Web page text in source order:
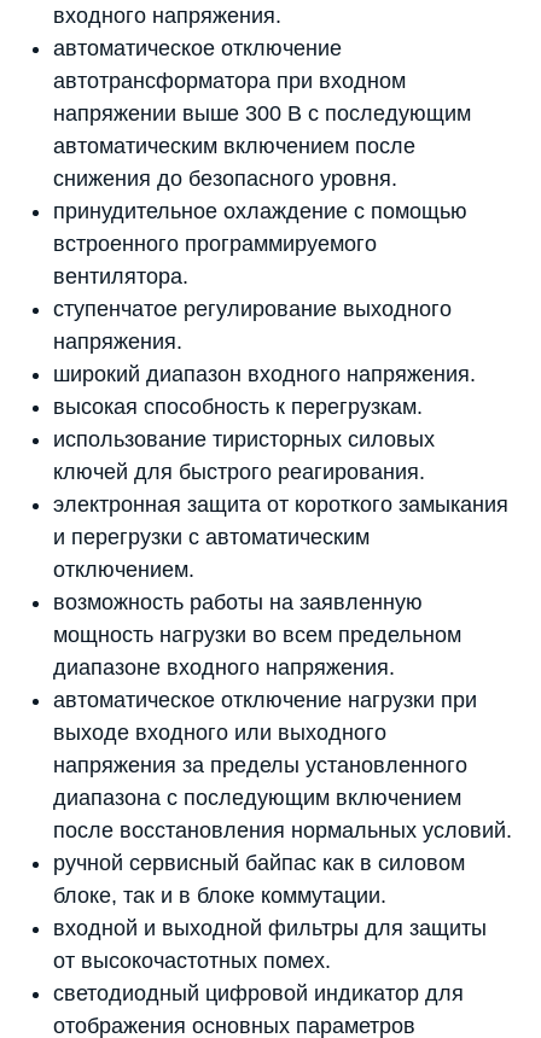
входного напряжения.
автоматическое отключение
автотрансформатора при входном
напряжении выше 300 В с последующим
автоматическим включением после
снижения до безопасного уровня.
принудительное охлаждение с помощью
встроенного программируемого
вентилятора.
ступенчатое регулирование выходного
напряжения.
широкий диапазон входного напряжения.
высокая способность к перегрузкам.
использование тиристорных силовых
ключей для быстрого реагирования.
электронная защита от короткого замыкания
и перегрузки с автоматическим
отключением.
возможность работы на заявленную
мощность нагрузки во всем предельном
диапазоне входного напряжения.
автоматическое отключение нагрузки при
выходе входного или выходного
напряжения за пределы установленного
диапазона с последующим включением
после восстановления нормальных условий.
ручной сервисный байпас как в силовом
блоке, так и в блоке коммутации.
входной и выходной фильтры для защиты
от высокочастотных помех.
светодиодный цифровой индикатор для
отображения основных параметров